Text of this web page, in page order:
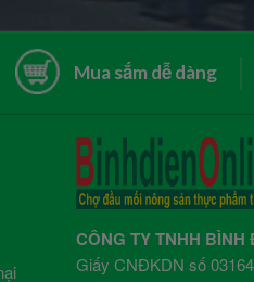
Mua sắm dễ dàng
CÔNG TY TNHH BÌNH
Giấy CNĐKDN số